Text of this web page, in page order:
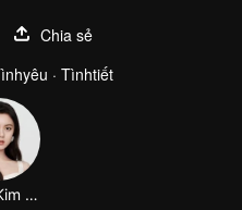
Chia sẻ
· Tìnhtiết
Triệu Kim Mạch